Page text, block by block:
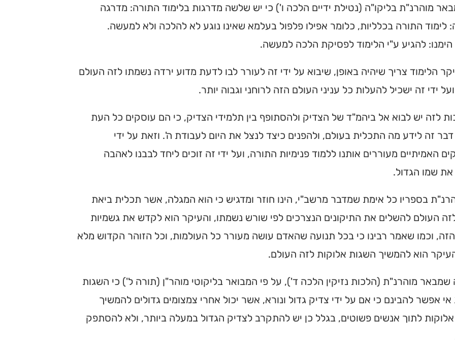
מוהרנ"ת בליקו"ה (נטילת ידיים הלכה ו') כי יש שלשה מדרגות בלימוד התורה: מדרגה
לימוד התורה בכלליות, כלומר אפילו פלפול בעלמא שאינו נוגע לא להלכה ולא למעשה.
להגיע ע"י הלימוד לפסיקת הלכה למעשה.
הלימוד צריך שיהיה באופן, שיבוא על ידי זה לעורר לבו לדעת מדוע ירדה נשמתו לזה העולם
ידי זה ישכיל להעלות כל עניני העולם הזה לרוחני וגבוה יותר.
לזה יש לבוא אל ביהמ"ד של הצדיק ולהסתופף בין תלמידי הצדיק, כי הם עוסקים כל העת
דבר זה לידע מה התכלית בעולם, ולהפנים כיצד לנצל את היום לעבודת ה'. וזאת על ידי
האמיתיים מעוררים אותנו ללמוד פנימיות התורה, ועל ידי זה זוכים ליחד לבבנו לאהבה
את שמו הגדול.
בספריו כל אימת שמדבר מרשב"י, הינו חוזר ומדגיש כי הוא המגלה, אשר תכלית ביאת
העולם להשלים את התיקונים הנצרכים לפי שורש נשמתו, והעיקר הוא לקדש את גשמיות
וכמו שאמר רבינו כי בכל תנועה שהאדם עושה מעורר כל העולמות, וכל הזוהר הקדוש מלא
הוא להמשיך השגות אלוקות לזה העולם.
שמבאר מוהרנ"ת (הלכות נזיקין הלכה ד'), על פי המבואר בליקוטי מוהר"ן (תורה ל') כי השגות
אי אפשר להבינם כי אם על ידי צדיק גדול ונורא, אשר יכול אחרי צמצומים גדולים להמשיך
לתוך אנשים פשוטים, בגלל כן יש להתקרב לצדיק הגדול במעלה ביותר, ולא להסתפק